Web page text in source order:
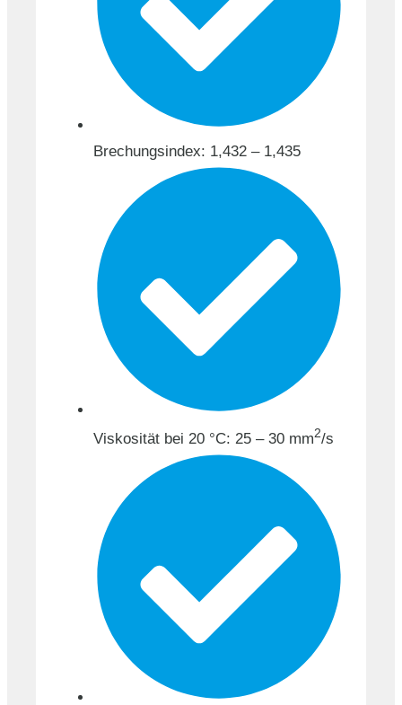
Brechungsindex: 1,432 – 1,435
Viskosität bei 20 °C: 25 – 30 mm2/s